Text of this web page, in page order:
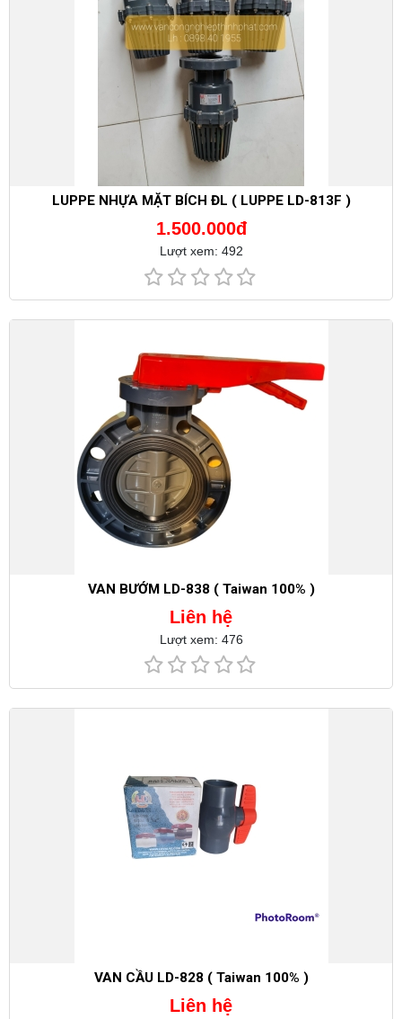
LUPPE NHỰA MẶT BÍCH ĐL ( LUPPE LD-813F )
1.500.000đ
Lượt xem: 492
VAN BƯỚM LD-838 ( Taiwan 100% )
Liên hệ
Lượt xem: 476
VAN CẦU LD-828 ( Taiwan 100% )
Liên hệ